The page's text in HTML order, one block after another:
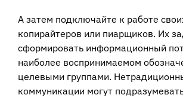
А затем подключайте к работе
копирайтеров или пиарщиков. Их
сформировать информационный
наиболее воспринимаемом
целевыми группами.
коммуникации могут